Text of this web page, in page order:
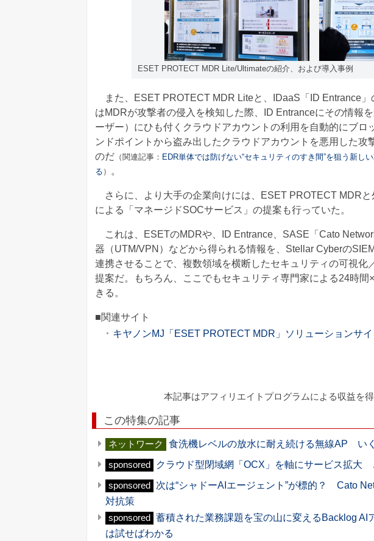
ESET PROTECT MDR Lite/Ultimateの紹介、および導入事例
また、ESET PROTECT MDR Liteと、IDaaS「ID Entrance
はMDRが攻撃者の侵入を検知した際、ID Entranceにその情報
ーザー）にひも付くクラウドアカウントの利用を自動的にブロ
ンドポイントから盗み出したクラウドアカウントを悪用した攻
のだ （関連記事： EDR単体では防げない“セキュリティのすき間”を狙う新
る ） 。
さらに、より大手の企業向けには、ESET PROTECT MDR
による「マネージドSOCサービス」の提案も行っていた。
これは、ESETのMDRや、ID Entrance、SASE「Cato
器（UTM/VPN）などから得られる情報を、Stellar Cyberの
連携させることで、複数領域を横断したセキュリティの可視化
提案だ。もちろん、ここでもセキュリティ専門家による24時
きる。
■関連サイト
キヤノンMJ「ESET PROTECT MDR」ソリューションサイ
本記事はアフィリエイトプログラムによる収益を
この特集の記事
ネットワーク 食洗機レベルの放水に耐え続ける無線AP い
sponsored クラウド型閉域網「OCX」を軸にサービス拡大
sponsored
次は“シャドーAIエージェント”が標的？ Cato
対抗策
sponsored
蓄積された業務課題を宝の山に変えるBacklog AI
は試せばわかる